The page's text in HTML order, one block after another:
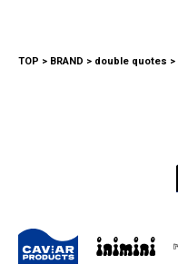
TOP BRAND double quotes